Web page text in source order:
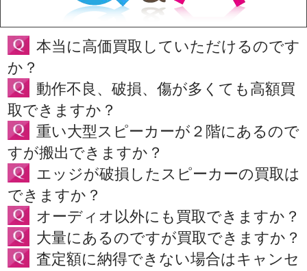
本当に高価買取していただけるのです
か？
動作不良、破損、傷が多くても高額買
取できますか？
重い大型スピーカーが２階にあるので
すが搬出できますか？
エッジが破損したスピーカーの買取は
できますか？
オーディオ以外にも買取できますか？
大量にあるのですが買取できますか？
査定額に納得できない場合はキャンセ